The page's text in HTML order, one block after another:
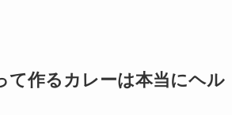
て作るカレーは本当にヘル